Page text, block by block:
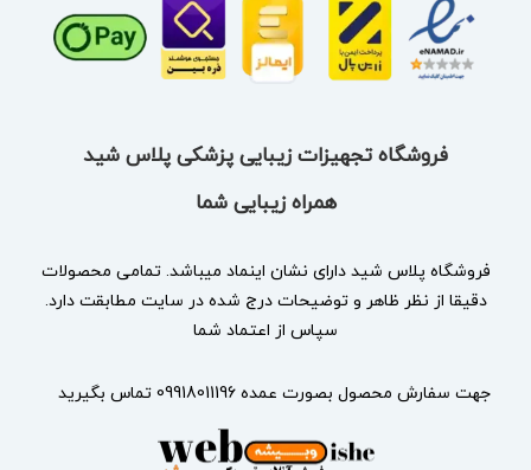
فروشگاه تجهیزات زیبایی پزشکی پلاس شید
همراه زیبایی شما
فروشگاه پلاس شید دارای نشان اینماد میباشد. تمامی محصولات
دقیقا از نظر ظاهر و توضیحات درج شده در سایت مطابقت دارد.
سپاس از اعتماد شما
جهت سفارش محصول بصورت عمده 09918011196 تماس بگیرید